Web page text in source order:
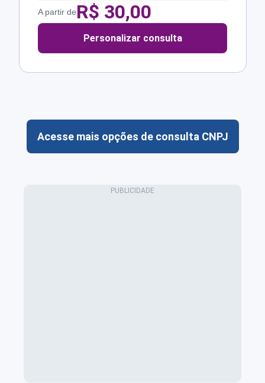
A partir deR$ 30,00
Personalizar consulta
Acesse mais opções de consulta CNPJ